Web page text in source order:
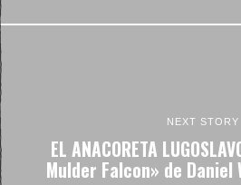
NEXT STORY
EL ANACORETA
Mulder Falcon» de Daniel